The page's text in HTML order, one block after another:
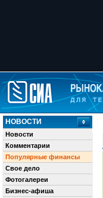
НОВОСТИ
Новости
Комментарии
Популярные финансы
Свое дело
Фотогалереи
Бизнес-афиша